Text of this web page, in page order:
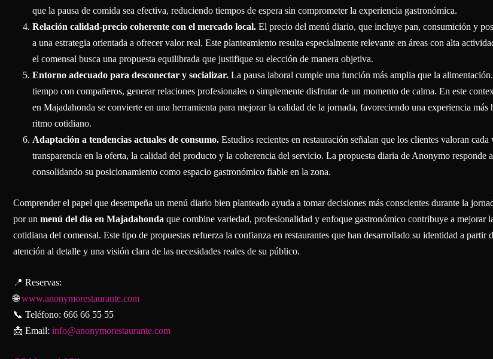
que la pausa de comida sea efectiva, reduciendo tiempos de espera sin comprometer la experiencia gastronómica.
Relación calidad-precio coherente con el mercado local. El precio del menú diario, que incluye pan, consumición y
a una estrategia orientada a ofrecer valor real. Este planteamiento resulta especialmente relevante en áreas con alta
el comensal busca una propuesta equilibrada que justifique su elección de manera objetiva.
Entorno adecuado para desconectar y socializar. La pausa laboral cumple una función más amplia que la
tiempo con compañeros, generar relaciones profesionales o simplemente disfrutar de un momento de calma. En este
en Majadahonda se convierte en una herramienta para mejorar la calidad de la jornada, favoreciendo una experiencia más
ritmo cotidiano.
Adaptación a tendencias actuales de consumo. Estudios recientes en restauración señalan que los clientes valoran cada
transparencia en la oferta, la calidad del producto y la coherencia del servicio. La propuesta diaria de Anonymo responde
consolidando su posicionamiento como espacio gastronómico fiable en la zona.
Comprender el papel que desempeña un menú diario bien planteado ayuda a tomar decisiones más conscientes durante la
por un menú del día en Majadahonda que combine variedad, profesionalidad y enfoque gastronómico contribuye a mejorar
cotidiana del comensal. Este tipo de propuestas refuerza la confianza en restaurantes que han desarrollado su identidad a partir
atención al detalle y una visión clara de las necesidades reales de su público.
📍 Reservas:
🌐www.anonymorestaurante.com
📞 Teléfono: 666 66 55 55
📩 Email: info@anonymorestaurante.com